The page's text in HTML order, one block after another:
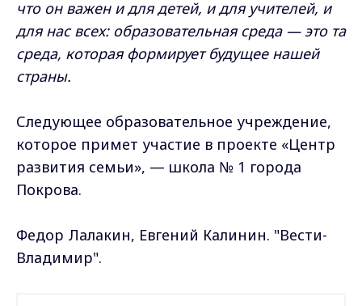
что он важен и для детей, и для учителей, и
для нас всех: образовательная среда — это та
среда, которая формирует будущее нашей
страны.
Следующее образовательное учреждение,
которое примет участие в проекте «Центр
развития семьи», — школа № 1 города
Покрова.
Федор Лалакин, Евгений Калинин. "Вести-
Владимир".